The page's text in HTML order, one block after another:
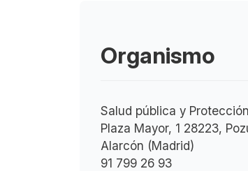
Organismo
Salud pública y
Plaza Mayor, 1 28223,
Alarcón (Madrid)
91 799 26 93